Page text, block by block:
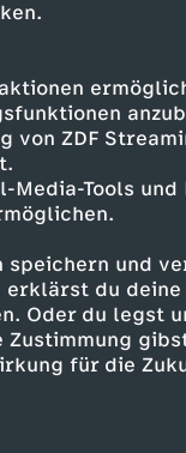
ZDF
Media-Tools und
speichern und
du deine
Oder du legst
für die
Apps
- besser als
Und wird